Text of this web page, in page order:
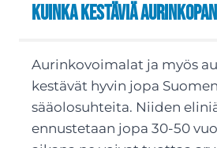
Kuinka kestäviä
Aurinkovoimalat ja myös
kestävät hyvin jopa Suomen
sääolosuhteita. Niiden
ennustetaan jopa 30-50